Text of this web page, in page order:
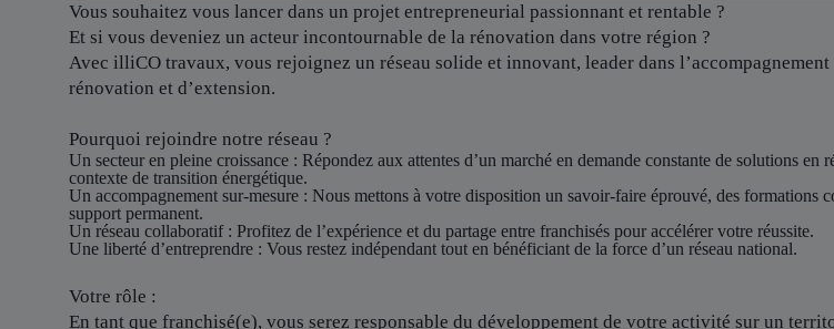
Vous souhaitez vous lancer dans un projet entrepreneurial passionnant et rentable ?
Et si vous deveniez un acteur incontournable de la rénovation dans votre région ?
Avec illiCO travaux, vous rejoignez un réseau solide et innovant, leader dans l’accompagnement
rénovation et d’extension.
Pourquoi rejoindre notre réseau ?
Un secteur en pleine croissance : Répondez aux attentes d’un marché en demande constante de solutions en
contexte de transition énergétique.
Un accompagnement sur-mesure : Nous mettons à votre disposition un savoir-faire éprouvé, des formations
support permanent.
Un réseau collaboratif: Profitez de l’expérience et du partage entre franchisés pour accélérer votre réussite.
Une liberté d’entreprendre : Vous restez indépendant tout en bénéficiant de la force d’un réseau national.
Votre rôle :
En tant que franchisé(e), vous serez responsable du développement de votre activité sur un